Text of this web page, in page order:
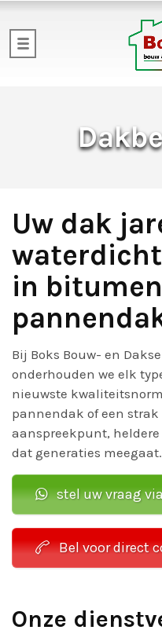
Uw dak
in
Bij Boks Bouw- en
onderhouden we elk
nieuwste
pannendak of een
aanspreekpunt,
dat generaties meegaat.
stel uw vraag via
Bel voor direct
Onze